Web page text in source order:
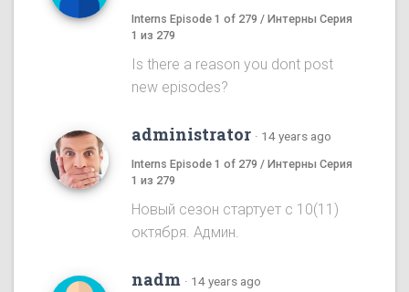
Interns Episode 1 of 279 / Интерны Серия
1 из 279
Is there a reason you dont post
new episodes?
administrator · 14 years ago
Interns Episode 1 of 279 / Интерны Серия
1 из 279
Новый сезон стартует с 10(11)
октября. Админ.
nadm · 14 years ago